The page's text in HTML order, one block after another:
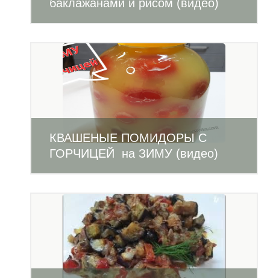
баклажанами и рисом (видео)
КВАШЕНЫЕ ПОМИДОРЫ С
ГОРЧИЦЕЙ на ЗИМУ (видео)